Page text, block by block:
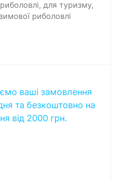
для туризму,
риболовлі
ваші замовлення
та безкоштовно на
від 2000 грн.